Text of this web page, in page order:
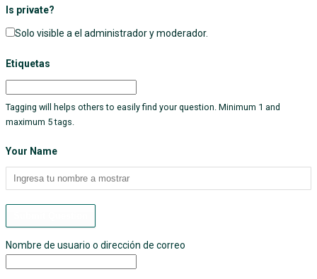
Is private?
Solo visible a el administrador y moderador.
Etiquetas
Tagging will helps others to easily find your question. Minimum 1 and
maximum 5 tags.
Your Name
Nombre de usuario o dirección de correo